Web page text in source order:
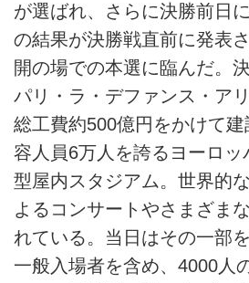
が選ばれ、さらに決勝前日
の結果が決勝戦直前に発表
開の場での本選に臨んだ。
パリ・ラ・デファンス・ア
総工費約500億円をかけて
容人員6万人を誇るヨーロッ
型屋内スタジアム。世界的
よるコンサートやさまざま
れている。当日はその一部
一般入場者を含め、4000人